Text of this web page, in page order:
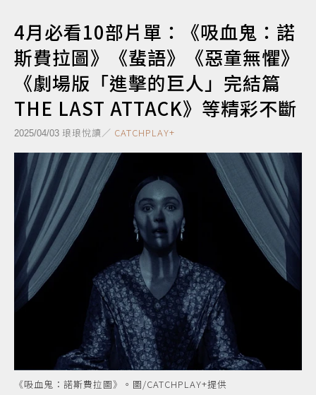
4月必看10部片單：《吸血鬼：諾
斯費拉圖》《蜚語》《惡童無懼》
《劇場版「進擊的巨人」完結篇
THE LAST ATTACK》等精彩不斷
2025/04/03 琅琅悅讀／ CATCHPLAY+
《吸血鬼：諾斯費拉圖》。圖/CATCHPLAY+提供